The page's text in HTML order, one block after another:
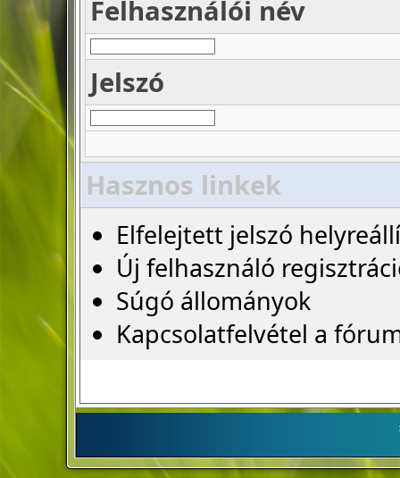
Felhasználói név
Jelszó
Hasznos linkek
Elfelejtett jelszó
Új felhasználó
Súgó állományok
Kapcsolatfelvétel a